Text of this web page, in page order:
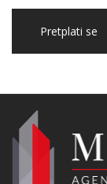
Pretplati se